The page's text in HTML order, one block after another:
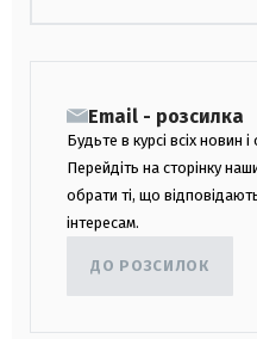
Email - розсилка
Будьте в курсі всіх новин
Перейдіть на сторінку
обрати ті, що
інтересам.
ДО РОЗСИЛОК